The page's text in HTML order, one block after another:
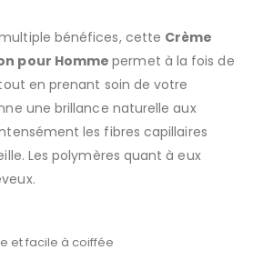
bénéfices, cette Crème
pour Hommepermet à la fois de
en prenant soin de votre
une brillance naturelle aux
les fibres capillaires
Les polymères quant à eux
et facile à coiffée